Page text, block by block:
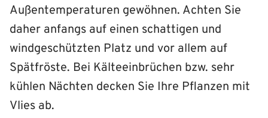
Außentemperaturen gewöhnen. Achten Sie
daher anfangs auf einen schattigen und
windgeschützten Platz und vor allem auf
Spätfröste. Bei Kälteeinbrüchen bzw. sehr
kühlen Nächten decken Sie Ihre Pflanzen mit
Vlies ab.